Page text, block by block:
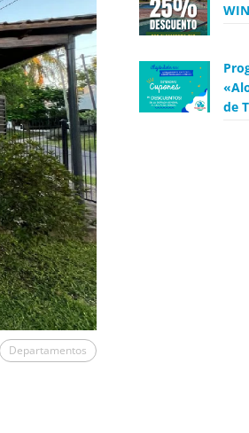
Departamentos
WIN
de